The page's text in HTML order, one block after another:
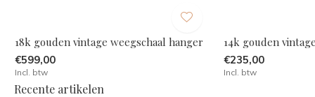
18k gouden vintage weegschaal hanger
€599,00
Incl. btw
14k gouden
€235,00
Incl. btw
Recente artikelen